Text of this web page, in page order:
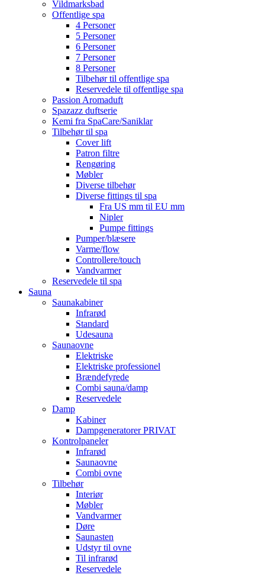
Vildmarksbad
Offentlige spa
4 Personer
5 Personer
6 Personer
7 Personer
8 Personer
Tilbehør til offentlige spa
Reservedele til offentlige spa
Passion Aromaduft
Spazazz duftserie
Kemi fra SpaCare/Saniklar
Tilbehør til spa
Cover lift
Patron filtre
Rengøring
Møbler
Diverse tilbehør
Diverse fittings til spa
Fra US mm til EU mm
Nipler
Pumpe fittings
Pumper/blæsere
Varme/flow
Controllere/touch
Vandvarmer
Reservedele til spa
Sauna
Saunakabiner
Infrarød
Standard
Udesauna
Saunaovne
Elektriske
Elektriske professionel
Brændefyrede
Combi sauna/damp
Reservedele
Damp
Kabiner
Dampgeneratorer PRIVAT
Kontrolpaneler
Infrarød
Saunaovne
Combi ovne
Tilbehør
Interiør
Møbler
Vandvarmer
Døre
Saunasten
Udstyr til ovne
Til infrarød
Reservedele